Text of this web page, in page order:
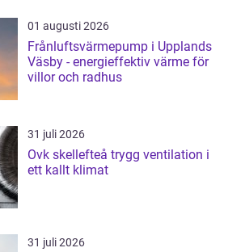
01 augusti 2026
Frånluftsvärmepump i Upplands
Väsby - energieffektiv värme för
villor och radhus
31 juli 2026
Ovk skellefteå trygg ventilation i
ett kallt klimat
31 juli 2026